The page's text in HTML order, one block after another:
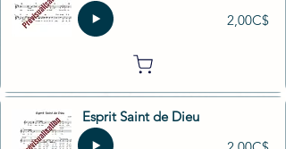
2,00C$
Esprit Saint de Dieu